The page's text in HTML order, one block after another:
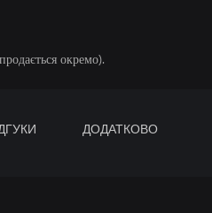
окремо).
ДОДАТКОВО